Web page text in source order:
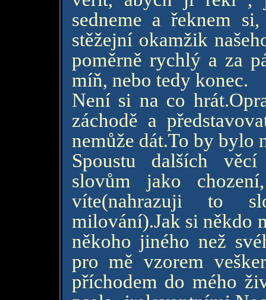
sedneme a řeknem
stěžejní okamžik
poměrně rychlý a za
míň, nebo tedy konec.
Není si na co
záchodě a
nemůže dát.To by bylo
Spoustu dalších
slovům jako
víte(nahrazuji to
milování).Jak si někdo
někoho jiného než
pro mě vzorem
příchodem do mého